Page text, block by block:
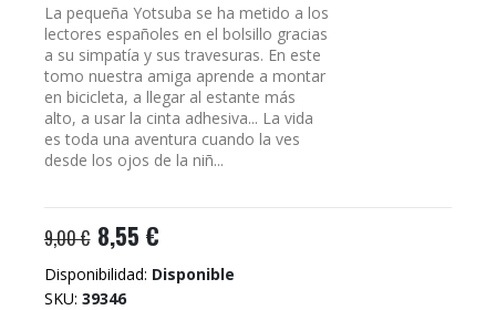
La pequeña Yotsuba se ha metido a los
lectores españoles en el bolsillo gracias
a su simpatía y sus travesuras. En este
tomo nuestra amiga aprende a montar
en bicicleta, a llegar al estante más
alto, a usar la cinta adhesiva... La vida
es toda una aventura cuando la ves
desde los ojos de la niñ...
9,00 € 8,55 €
Disponibilidad: Disponible
SKU 39346